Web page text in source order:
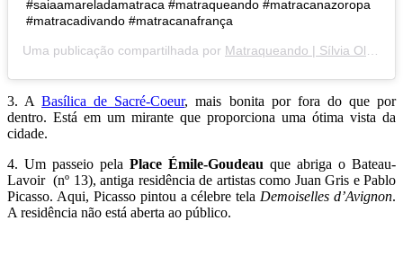
#saiaamareladamatraca #matraqueando #matracanazoropa
#matracadivando #matracanafrança
Uma publicação compartilhada por Matraqueando | Sílvia Oliveira
3. ABasílica de Sacré-Coeur, mais bonita por fora do que por
dentro. Está em um mirante que proporciona uma ótima vista da
cidade.
4. Um passeio pela Place Émile-Goudeau que abriga o Bateau-
Lavoir (nº 13), antiga residência de artistas como Juan Gris e Pablo
Picasso. Aqui, Picasso pintou a célebre tela Demoiselles d’Avignon.
A residência não está aberta ao público.